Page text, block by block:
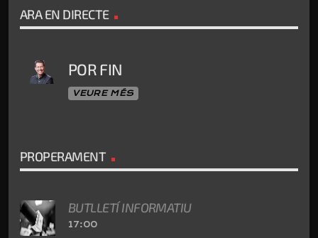
ARA EN DIRECTE
POR FIN
VEURE MÉS
PROPERAMENT
BUTLLETÍ INFORMATIU
17:00